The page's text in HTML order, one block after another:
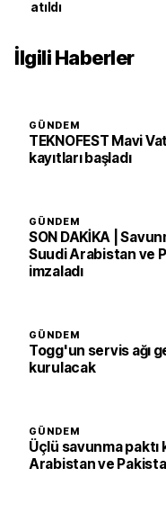
atıldı
İlgili Haberler
GÜNDEM
TEKNOFEST Mavi
kayıtları başladı
GÜNDEM
SON DAKİKA |
Suudi Arabistan ve
imzaladı
GÜNDEM
Togg'un servis ağı
kurulacak
GÜNDEM
Üçlü savunma
Arabistan ve